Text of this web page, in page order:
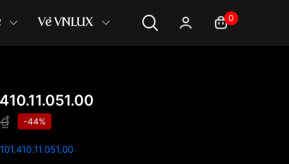
Về VNLUX 0
-44%